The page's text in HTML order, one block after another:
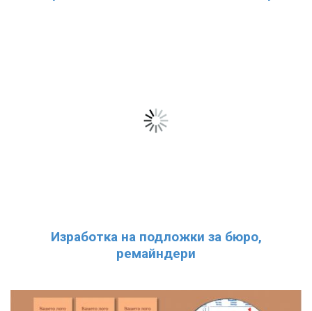
Изработка на подложки за бюро,
ремайндери